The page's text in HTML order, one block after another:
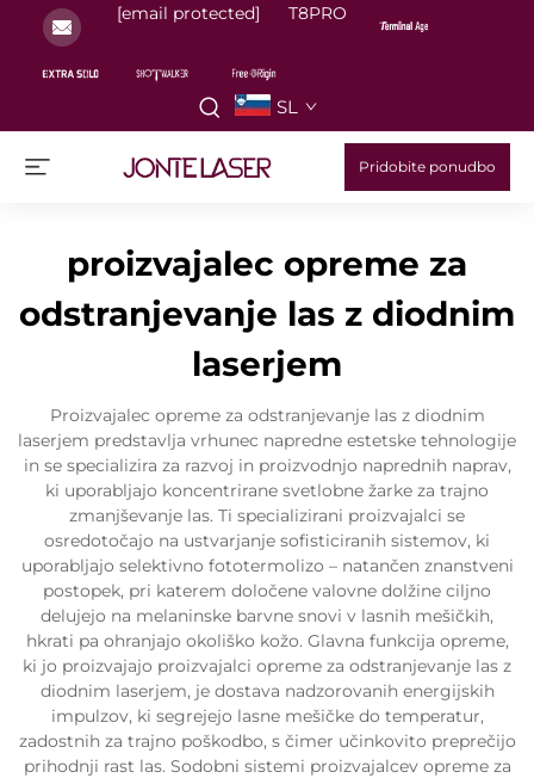
[email protected] T8PRO
SL
Pridobite ponudbo
proizvajalec opreme za
odstranjevanje las z diodnim
laserjem
Proizvajalec opreme za odstranjevanje las z diodnim
laserjem predstavlja vrhunec napredne estetske tehnologije
in se specializira za razvoj in proizvodnjo naprednih naprav,
ki uporabljajo koncentrirane svetlobne žarke za trajno
zmanjševanje las. Ti specializirani proizvajalci se
osredotočajo na ustvarjanje sofisticiranih sistemov, ki
uporabljajo selektivno fototermolizo – natančen znanstveni
postopek, pri katerem določene valovne dolžine ciljno
delujejo na melaninske barvne snovi v lasnih mešičkih,
hkrati pa ohranjajo okoliško kožo. Glavna funkcija opreme,
ki jo proizvajajo proizvajalci opreme za odstranjevanje las z
diodnim laserjem, je dostava nadzorovanih energijskih
impulzov, ki segrejejo lasne mešičke do temperatur,
zadostnih za trajno poškodbo, s čimer učinkovito preprečijo
prihodnji rast las. Sodobni sistemi proizvajalcev opreme za